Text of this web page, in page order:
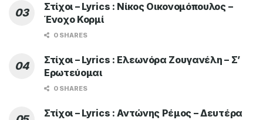
Στίχοι – Lyrics : Νίκος Οικονομόπουλος –
Ένοχο Κορμί
0 SHARES
Στίχοι – Lyrics : Ελεωνόρα Ζουγανέλη – Σ’
Ερωτεύομαι
0 SHARES
Στίχοι – Lyrics : Αντώνης Ρέμος – Δευτέρα